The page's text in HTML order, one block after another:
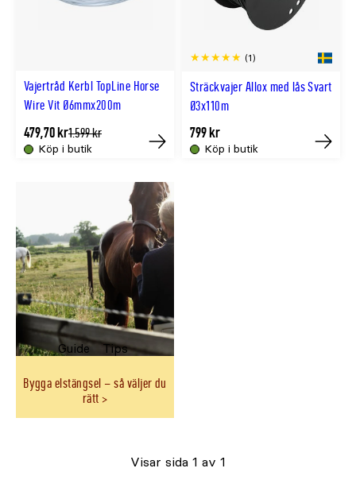
Vajertråd Kerbl TopLine Horse
Wire Vit Ø6mmx200m
Köp i butik
479,70 krTidligere
lägsta
pris
1.599 kr
Tillfälligt
online
Sträckvajer Allox med lås Svart
Ø3x110m
(1)
Köp i butik
799 kr
Guide Tips
Bygga elstängsel – så väljer du
rätt
Visar sida 1 av 1